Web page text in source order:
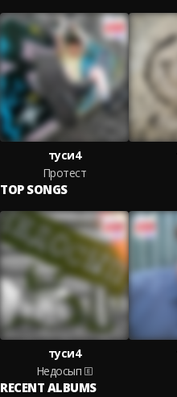
туси4
Протест
TOP SONGS
туси4
Недосып
RECENT ALBUMS